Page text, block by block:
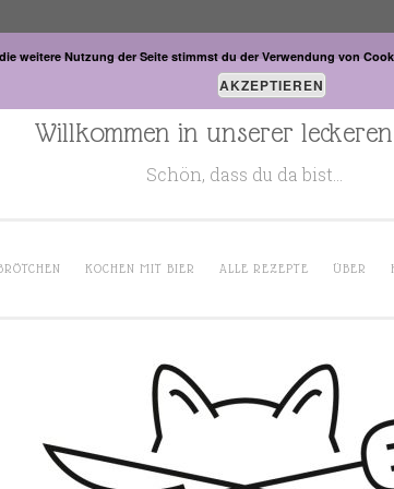
Willkommen in unserer
Schön, dass du da bist…
KOCHEN MIT BIER ALLE REZEPTE ÜBER
weitere Nutzung der Seite stimmst du der Verwendung von
AKZEPTIEREN